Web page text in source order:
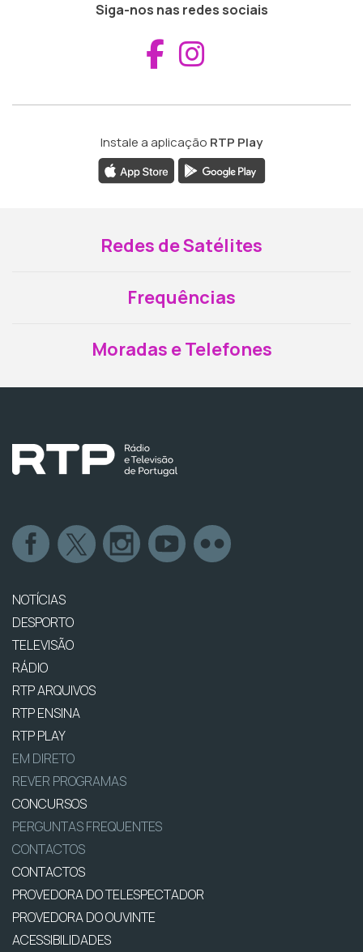
Siga-nos nas redes sociais
Aceder ao
Instale a aplicação RTP Play
Redes de Satélites
Frequências
Moradas e Telefones
NOTÍCIAS
DESPORTO
TELEVISÃO
RÁDIO
RTP ARQUIVOS
RTP ENSINA
RTP PLAY
EM DIRETO
REVER PROGRAMAS
CONCURSOS
PERGUNTAS FREQUENTES
CONTACTOS
CONTACTOS
PROVEDORA DO TELESPECTADOR
PROVEDORA DO OUVINTE
ACESSIBILIDADES